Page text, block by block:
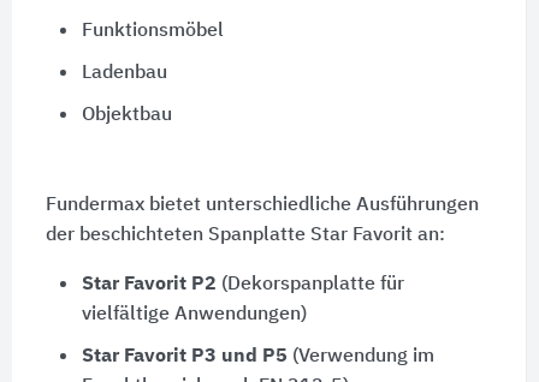
Funktionsmöbel
Ladenbau
Objektbau
Fundermax bietet unterschiedliche Ausführungen
der beschichteten Spanplatte Star Favorit an:
Star Favorit P2 (Dekorspanplatte für
vielfältige Anwendungen)
Star Favorit P3 und P5 (Verwendung im